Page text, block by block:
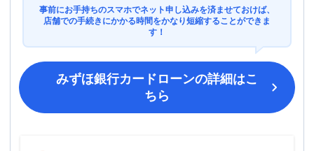
事前にお手持ちのスマホでネット申し込みを済ませておけば、
店舗での手続きにかかる時間をかなり短縮することができま
す！
みずほ銀行カードローンの詳細はこ
ちら